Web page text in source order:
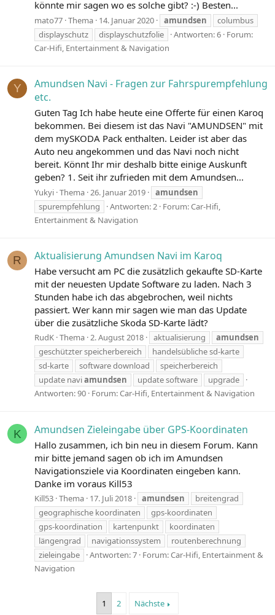
könnte mir sagen wo es solche gibt? :-) Besten...
mato77 Thema 14. Januar 2020 amundsen
columbus
displayschutz
displayschutzfolie Antworten: 6 Forum:
Car-Hifi, Entertainment & Navigation
Y
Amundsen Navi - Fragen zur Fahrspurempfehlung
etc.
Guten Tag Ich habe heute eine Offerte für einen Karoq
bekommen. Bei diesem ist das Navi "AMUNDSEN" mit
dem mySKODA Pack enthalten. Leider ist aber das
Auto neu angekommen und das Navi noch nicht
bereit. Könnt Ihr mir deshalb bitte einige Auskunft
geben? 1. Seit ihr zufrieden mit dem Amundsen...
Yukyi Thema 26. Januar 2019
amundsen
spurempfehlung
Antworten: 2 Forum:Car-Hifi,
Entertainment & Navigation
R Aktualisierung Amundsen Navi im Karoq
Habe versucht am PC die zusätzlich gekaufte SD-Karte
mit der neuesten Update Software zu laden. Nach 3
Stunden habe ich das abgebrochen, weil nichts
passiert. Wer kann mir sagen wie man das Update
über die zusätzliche Skoda SD-Karte lädt?
RudK Thema 2. August 2018 aktualisierung
amundsen
geschützter speicherbereich
handelsübliche sd-karte
sd-karte
software download
speicherbereich
update naviamundsen update software
upgrade
Antworten: 90 Forum:Car-Hifi, Entertainment & Navigation
K Amundsen Zieleingabe über GPS-Koordinaten
Hallo zusammen, ich bin neu in diesem Forum. Kann
mir bitte jemand sagen ob ich im Amundsen
Navigationsziele via Koordinaten eingeben kann.
Danke im voraus Kill53
Kill53 Thema 17. Juli 2018 amundsen
breitengrad
geographische koordinaten
gps-koordinaten
gps-koordination
kartenpunkt
koordinaten
längengrad
navigationssystem
routenberechnung
zieleingabe
Antworten: 7 Forum:Car-Hifi, Entertainment &
Navigation
1 2 Nächste